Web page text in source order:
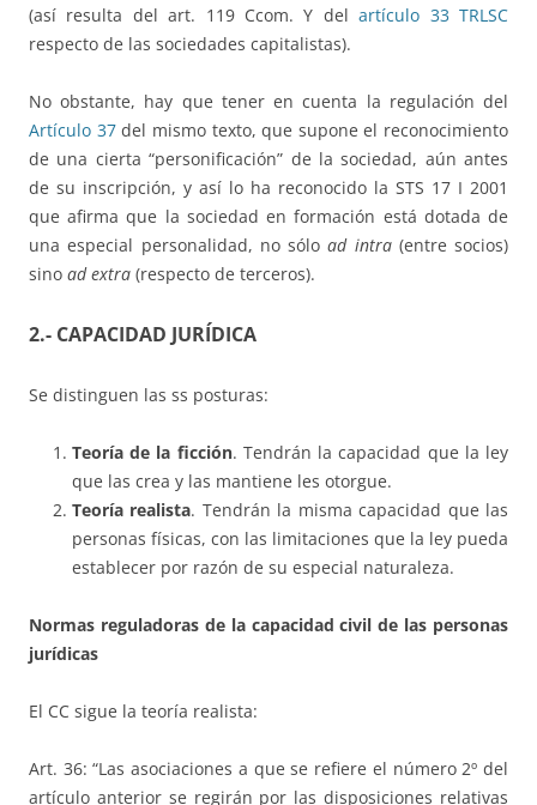
(así resulta del art. 119 Ccom. Y delartículo 33 TRLSC
respecto de las sociedades capitalistas).
No obstante, hay que tener en cuenta la regulación del
Artículo 37del mismo texto, que supone el reconocimiento
de una cierta “personificación” de la sociedad, aún antes
de su inscripción, y así lo ha reconocido la STS 17 I 2001
que afirma que la sociedad en formación está dotada de
una especial personalidad, no sóload intra(entre socios)
sino ad extra (respecto de terceros).
2.- CAPACIDAD JURÍDICA
Se distinguen las ss posturas:
Teoría de la ficción. Tendrán la capacidad que la ley
que las crea y las mantiene les otorgue.
Teoría realista. Tendrán la misma capacidad que las
personas físicas, con las limitaciones que la ley pueda
establecer por razón de su especial naturaleza.
Normas reguladoras de la capacidad civil de las personas
jurídicas
El CC sigue la teoría realista:
Art. 36: “Las asociaciones a que se refiere el número 2º del
artículo anterior se regirán por las disposiciones relativas